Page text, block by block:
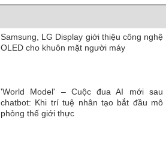
Samsung, LG Display giới thiệu công nghệ
OLED cho khuôn mặt người máy
'World Model' – Cuộc đua AI mới sau
chatbot: Khi trí tuệ nhân tạo bắt đầu mô
phỏng thế giới thực